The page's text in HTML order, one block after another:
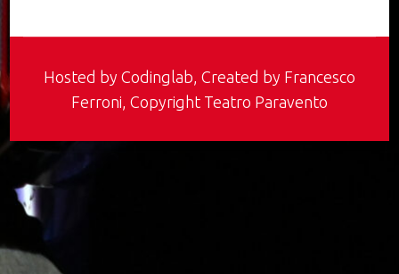
Hosted by Codinglab, Created by Francesco
Ferroni, Copyright Teatro Paravento